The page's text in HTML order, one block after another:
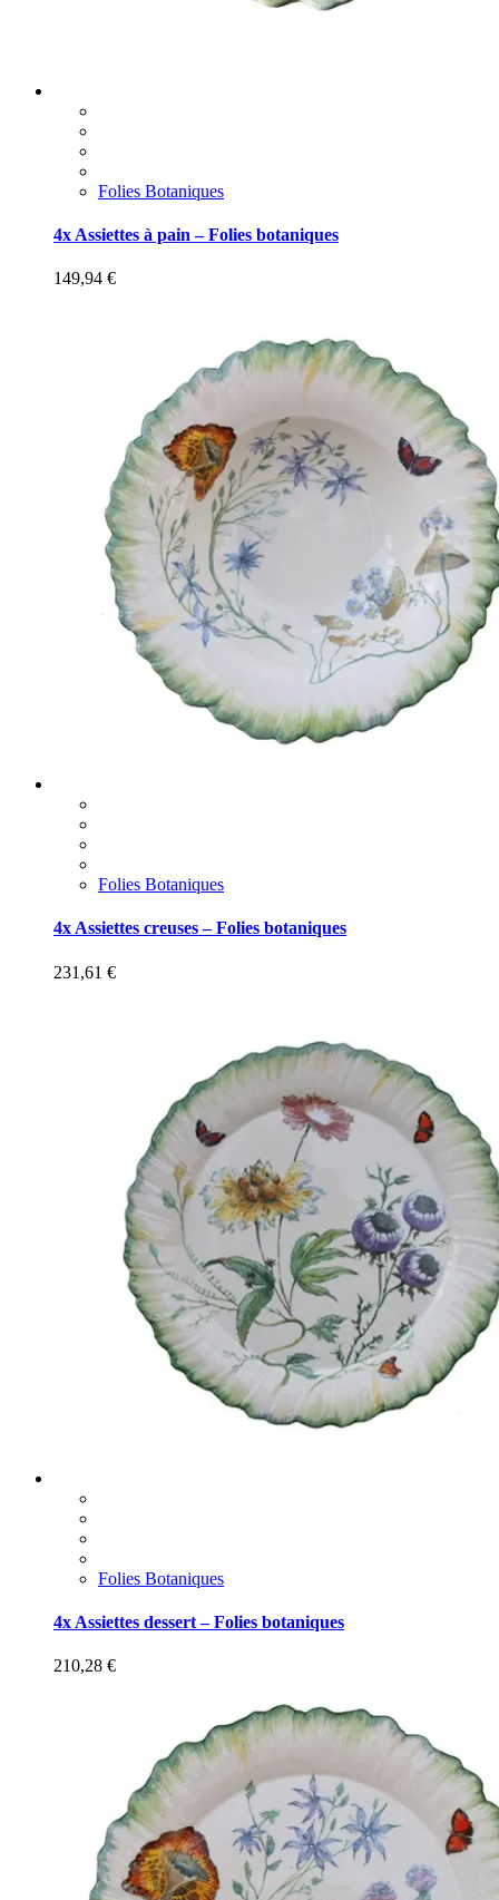
Folies Botaniques
4x Assiettes à pain – Folies botaniques
149,94 €
Folies Botaniques
4x Assiettes creuses – Folies botaniques
231,61 €
Folies Botaniques
4x Assiettes dessert – Folies botaniques
210,28 €